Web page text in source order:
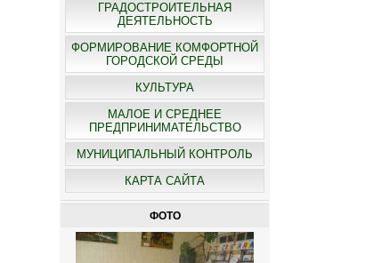
ГРАДОСТРОИТЕЛЬНАЯ
ДЕЯТЕЛЬНОСТЬ
ФОРМИРОВАНИЕ КОМФОРТНОЙ
ГОРОДСКОЙ СРЕДЫ
КУЛЬТУРА
МАЛОЕ И СРЕДНЕЕ
ПРЕДПРИНИМАТЕЛЬСТВО
МУНИЦИПАЛЬНЫЙ КОНТРОЛЬ
КАРТА САЙТА
ФОТО